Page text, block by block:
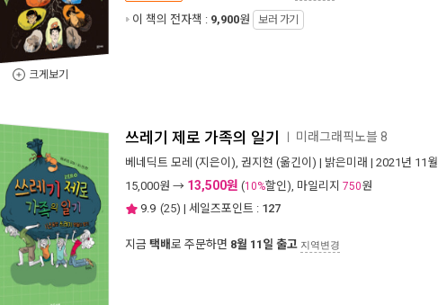
크게보기
이 책의 전자책 : 9,900원 보러 가기
쓰레기 제로 가족의 일기 미래그래픽노블 8
베네딕트 모레 (지은이), 권지현 (옮긴이) | 밝은미래 | 2021년 11월
15,000원 → 13,500원 (10%할인), 마일리지 750원
9.9 (25) | 세일즈포인트 : 127
지금 택배로 주문하면 8월 11일 출고 지역변경